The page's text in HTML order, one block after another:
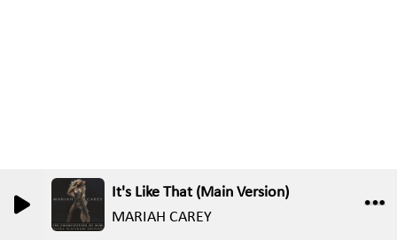
It's Like That (Main Version)
MARIAH CAREY
0